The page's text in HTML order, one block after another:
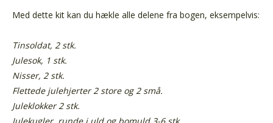
Med dette kit kan du hækle alle delene fra bogen, eksempelvis:
Tinsoldat, 2 stk.
Julesok, 1 stk.
Nisser, 2 stk.
Flettede julehjerter 2 store og 2 små.
Juleklokker 2 stk.